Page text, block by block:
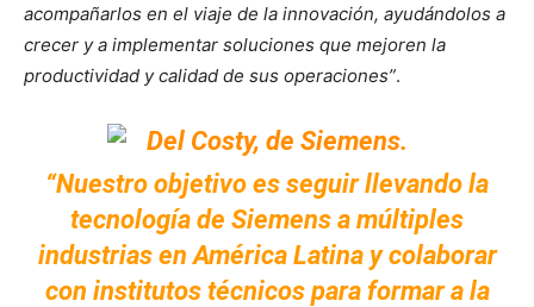
acompañarlos en el viaje de la innovación, ayudándolos a
crecer y a implementar soluciones que mejoren la
productividad y calidad de sus operaciones”.
“Nuestro objetivo es seguir llevando la
tecnología de Siemens a múltiples
industrias en América Latina y colaborar
con institutos técnicos para formar a la